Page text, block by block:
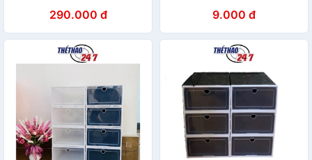
290.000 đ
Nắp ( Tặng Kèm Hút Ẩm)
9.000 đ